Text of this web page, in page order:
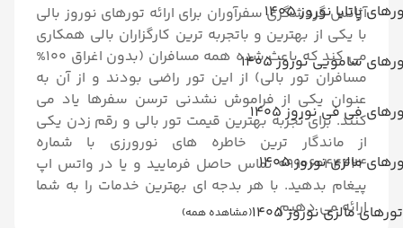
پاتایا نوروز 1405
سامویی نوروز 1405
فی فی نوروز 1405
مالزی نوروز 1405
تورهای مالزی نوروز 1405 (مشاهده همه)
آژانسگردشگری سفرآوران برای ارائه تورهای نوروز بالی
با یکی از بهترین و باتجربه ترین کارگزاران بالی همکاری
می کند که باعث شده همه مسافران (بدون اغراق 100%
مسافران تور بالی) از این تور راضی بودند و از آن به
عنوان یکی از فراموش نشدنی ترسن سفرها یاد می
کنند. برای تجربه بهترین قیمت تور بالی و رقم زدن یکی
از ماندگار ترین خاطره های نورورزی با شماره
09906044424 تماس حاصل فرمایید و یا در واتس اپ
پیغام بدهید. با هر بدجه ای بهترین خدمات را به شما
ارائه می دهیم.